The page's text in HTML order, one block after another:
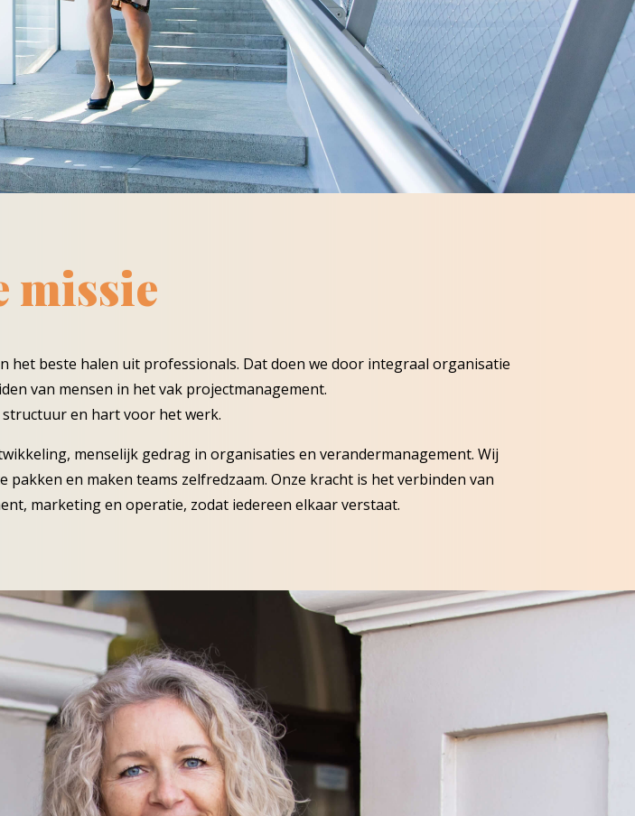
missie
het beste halen uit professionals. Dat doen we door integraal organisatie
van mensen in het vak projectmanagement.
en hart voor het werk.
menselijk gedrag in organisaties en verandermanagement. Wij
en maken teams zelfredzaam. Onze kracht is het verbinden van
marketing en operatie, zodat iedereen elkaar verstaat.